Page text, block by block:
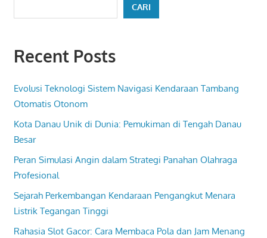
CARI
Recent Posts
Evolusi Teknologi Sistem Navigasi Kendaraan Tambang
Otomatis Otonom
Kota Danau Unik di Dunia: Pemukiman di Tengah Danau
Besar
Peran Simulasi Angin dalam Strategi Panahan Olahraga
Profesional
Sejarah Perkembangan Kendaraan Pengangkut Menara
Listrik Tegangan Tinggi
Rahasia Slot Gacor: Cara Membaca Pola dan Jam Menang